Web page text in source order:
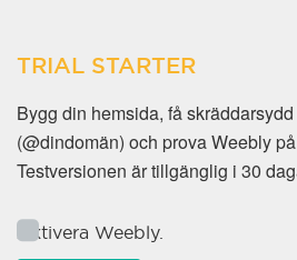
TRIAL STARTER
Bygg din hemsida, få
(@dindomän) och prova Weebly
Testversionen är tillgänglig i 30
Aktivera Weebly.